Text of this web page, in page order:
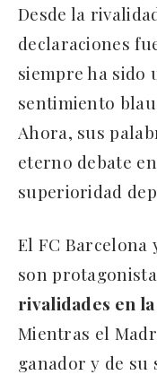
Desde la
declaraciones
siempre ha sido
sentimiento
Ahora, sus
eterno debate
superioridad
El FC Barcelona
son
rivalidades en
Mientras el
ganador y de su